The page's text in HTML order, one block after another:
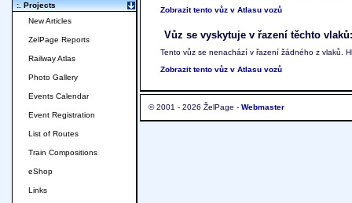
Zobrazit tento vůz v Atlasu vozů
Vůz se vyskytuje v řazení těchto vlaků:
Tento vůz se nenachází v řazení žádného z vlaků.
Zobrazit tento vůz v Atlasu vozů
© 2001 - 2026 ŽelPage - Webmaster
:. Projects
New Articles
ZelPage Reports
Railway Atlas
Photo Gallery
Events Calendar
Event Registration
List of Routes
Train Compositions
eShop
Links